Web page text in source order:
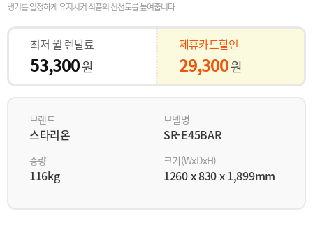
냉기를 일정하게 유지시켜 식품의 신선도를 높여줍니다
최저 월 렌탈료
53,300원
제휴카드할인
29,300원
브랜드
스타리온
모델명
SR-E45BAR
중량
116kg
크기(WxDxH)
1260 x 830 x 1,899mm